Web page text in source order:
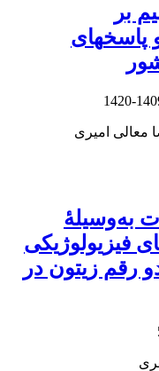
بر
فعالیت‌های‎ آنتی‎اکسیدانی و پاسخ‎های
1409-
معالی امیری
به‌وسیلۀ
فیزیولوژیکی
زیتون در